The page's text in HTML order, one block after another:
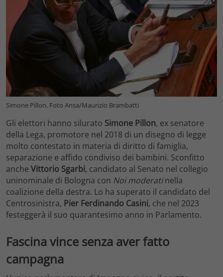
Simone Pillon. Foto Ansa/Maurizio Brambatti
Gli elettori hanno silurato Simone Pillon, ex senatore
della Lega, promotore nel 2018 di un disegno di legge
molto contestato in materia di diritto di famiglia,
separazione e affido condiviso dei bambini. Sconfitto
anche Vittorio Sgarbi, candidato al Senato nel collegio
uninominale di Bologna con Noi moderatinella
coalizione della destra. Lo ha superato il candidato del
Centrosinistra, Pier Ferdinando Casini, che nel 2023
festeggerà il suo quarantesimo anno in Parlamento.
Fascina vince senza aver fatto
campagna